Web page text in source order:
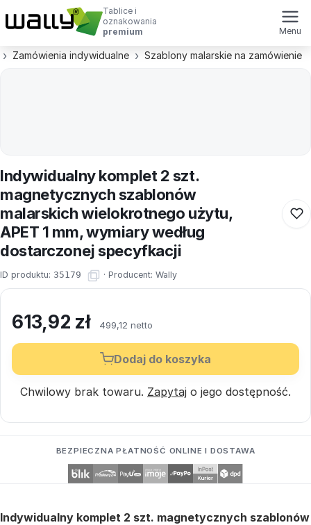
Tablice i
oznakowania
premium
Menu
Zamówienia indywidualne Szablony malarskie na zamówienie
Indywidualny komplet 2 szt.
magnetycznych szablonów
malarskich wielokrotnego użytu,
APET 1 mm, wymiary według
dostarczonej specyfkacji
ID produktu: 35179 · Producent: Wally
613,92 zł 499,12 netto
Dodaj do koszyka
Chwilowy brak towaru. Zapytaj o jego dostępność.
BEZPIECZNA PŁATNOŚĆ ONLINE I DOSTAWA
Indywidualny komplet 2 szt. magnetycznych szablonów